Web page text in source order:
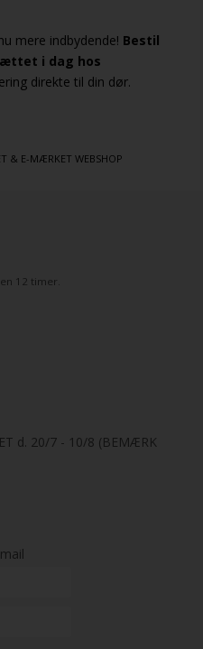
mere indbydende! Bestil
i dag hos
direkte til din dør.
& E-MÆRKET WEBSHOP
12 timer.
d. 20/7 - 10/8 (BEMÆRK